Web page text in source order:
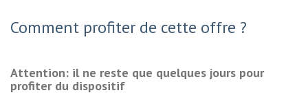
Comment profiter de cette offre ?
Attention: il ne reste que quelques jours pour
profiter du dispositif